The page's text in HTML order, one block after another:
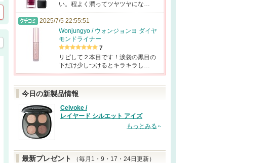
い。程よく潤ってツヤツヤにな…
2025/7/5 22:55:51
Wonjungyo / ウォンジョンヨ ダイヤ
モンドライナー
7
リピして２本目です！涙袋の黒目の
下だけ少しつけるとキラキラし…
今日の新製品情報
Celvoke /
レイヤード シルエット アイズ
もっとみる
最新プレゼント
（毎月1・9・17・24日更新）